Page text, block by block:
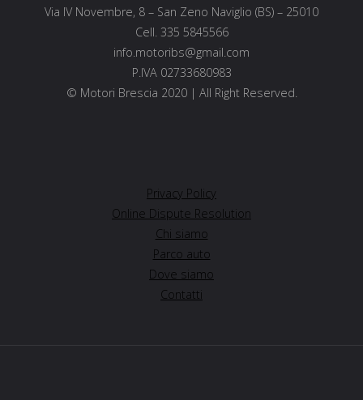
Via IV Novembre, 8 – San Zeno Naviglio (BS) – 25010
Cell. 335 5845566
info.motoribs@gmail.com
P.IVA 02733680983
© Motori Brescia 2020 | All Right Reserved.
Privacy Policy
Online Dispute Resolution
Chi siamo
Parco auto
Dove siamo
Contatti